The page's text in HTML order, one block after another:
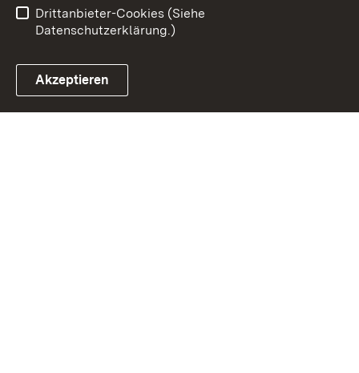
Drittanbieter-Cookies (Siehe
Datenschutzerklärung.)
Akzeptieren